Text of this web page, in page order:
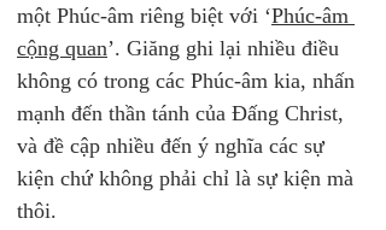
một Phúc-âm riêng biệt với ‘Phúc-âm
cộng quan’. Giăng ghi lại nhiều điều
không có trong các Phúc-âm kia, nhấn
mạnh đến thần tánh của Đấng Christ,
và đề cập nhiều đến ý nghĩa các sự
kiện chứ không phải chỉ là sự kiện mà
thôi.